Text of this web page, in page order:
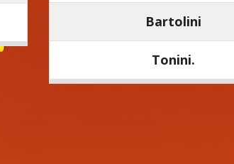
Bartolini
Tonini.